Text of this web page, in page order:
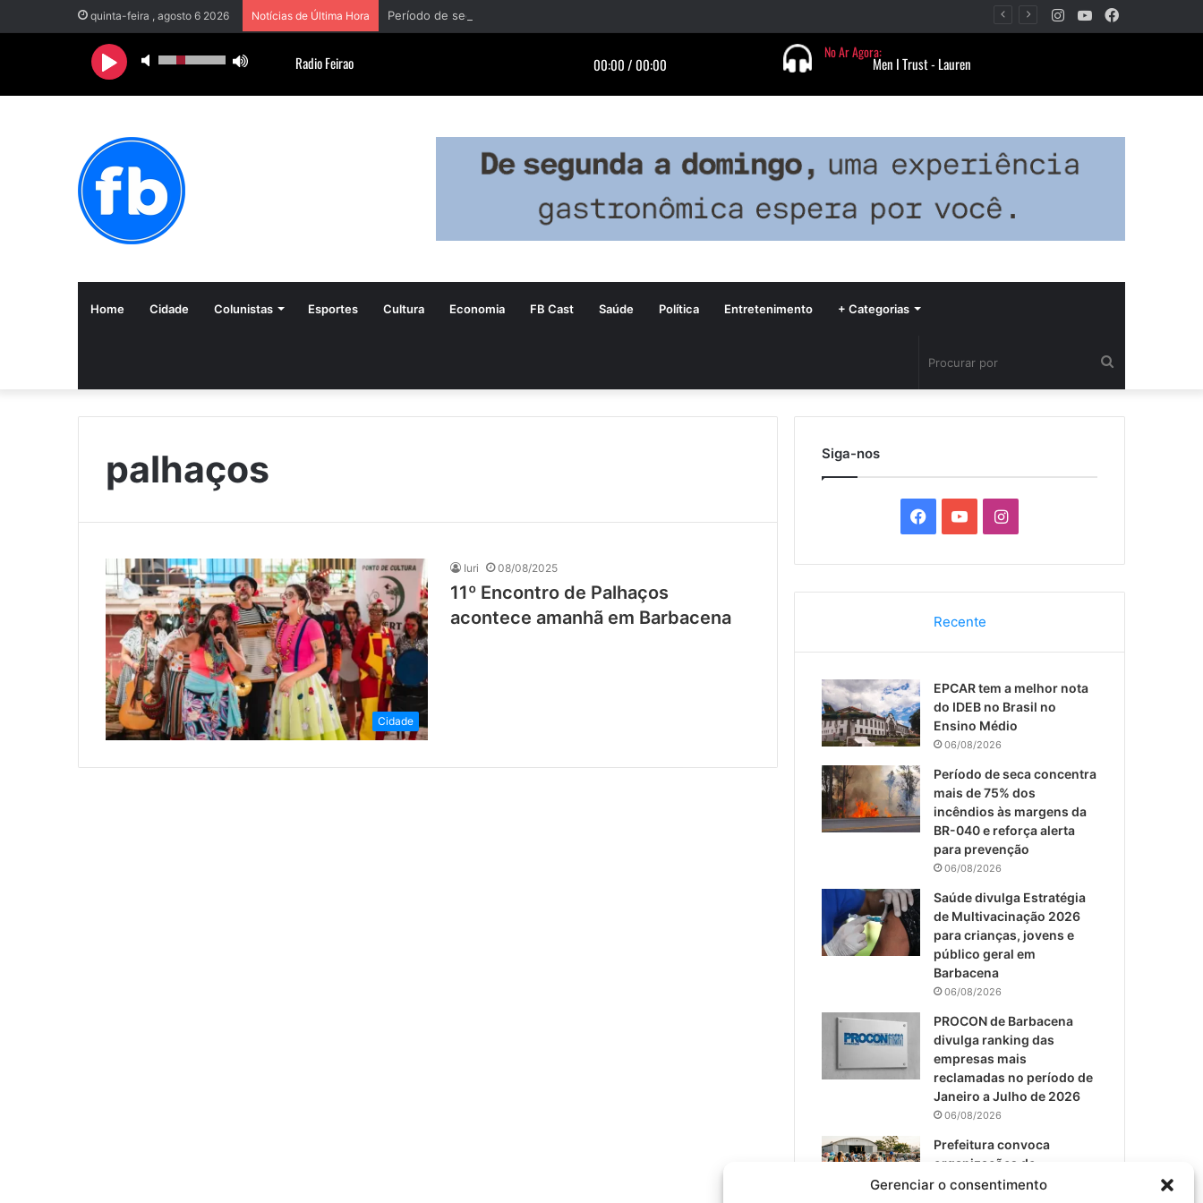
Gerenciar o consentimento
quinta-feira , agosto 6 2026 Notícias de Última Hora YouTube
Instagram
Home Cidade Colunistas Esportes Cultura Economia FB Cast Saúde Política Entretenimento + Categorias
por
palhaços
Cidade
Iuri 08/08/2025
11º Encontro de Palhaços
acontece amanhã em Barbacena
Siga-nos
c
e
b
o
o
k
u
T
u
b
e
I
s
a
g
r
m
Recente
EPCAR tem a melhor nota
do IDEB no Brasil no
Ensino Médio
06/08/2026
Período de seca concentra
mais de 75% dos
incêndios às margens da
BR-040 e reforça alerta
para prevenção
06/08/2026
Saúde divulga Estratégia
de Multivacinação 2026
para crianças, jovens e
público geral em
Barbacena
06/08/2026
PROCON de Barbacena
divulga ranking das
empresas mais
reclamadas no período de
Janeiro a Julho de 2026
06/08/2026
Prefeitura convoca
organizações de
catadores para reunião